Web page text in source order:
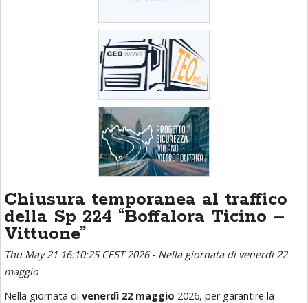
Chiusura temporanea al traffico
della Sp 224 “Boffalora Ticino –
Vittuone”
Thu May 21 16:10:25 CEST 2026- Nella giornata di venerdì 22
maggio
Nella giornata di venerdì 22 maggio 2026, per garantire la